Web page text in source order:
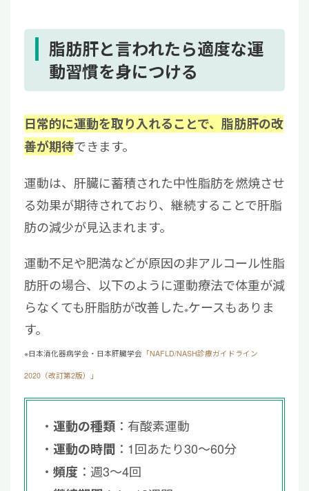
脂肪肝と言われたら適度な運
動習慣を身につける
日常的に運動を取り入れることで、脂肪肝の改
善が期待できます。
運動は、肝臓に蓄積された中性脂肪を燃焼させ
る効果が期待されており、継続することで肝脂
肪の減少が見込まれます。
運動不足や肥満などが原因の非アルコール性脂
肪肝の場合、以下のように運動療法で体重が減
らなくても肝脂肪が改善した※ケースもありま
す。
※日本消化器病学会・日本肝臓学会 「NAFLD/NASH診療ガイドライン
2020（改訂第2版）」
運動の種類 ：有酸素運動
運動の時間 ：1回あたり30～60分
頻度 ：週3～4回